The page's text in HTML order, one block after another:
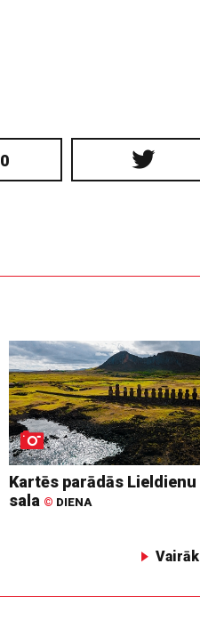
0
Kartēs parādās Lieldienu
sala © DIENA
Vairāk